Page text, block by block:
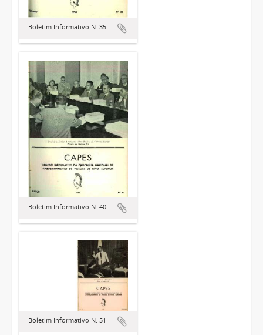
Boletim Informativo N. 35
Boletim Informativo N. 40
Boletim Informativo N. 51